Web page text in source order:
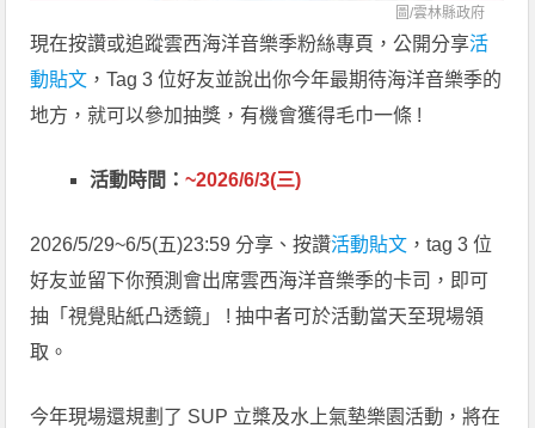
圖/雲林縣政府
現在按讚或追蹤雲西海洋音樂季粉絲專頁，公開分享活
動貼文 ，Tag 3 位好友並說出你今年最期待海洋音樂季的
地方，就可以參加抽獎，有機會獲得毛巾一條 !
活動時間：~2026/6/3(三)
2026/5/29~6/5(五)23:59 分享、按讚活動貼文 ，tag 3 位
好友並留下你預測會出席雲西海洋音樂季的卡司，即可
抽「視覺貼紙凸透鏡」 ! 抽中者可於活動當天至現場領
取。
今年現場還規劃了 SUP 立槳及水上氣墊樂園活動，將在